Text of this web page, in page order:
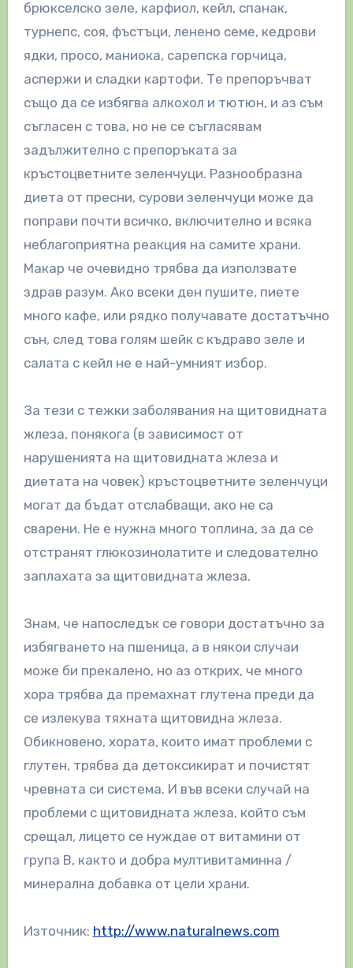
брюкселско зеле, карфиол, кейл, спанак,
турнепс, соя, фъстъци, ленено семе, кедрови
ядки, просо, маниока, сарепска горчица,
аспержи и сладки картофи. Те препоръчват
също да се избягва алкохол и тютюн, и аз съм
съгласен с това, но не се съгласявам
задължително с препоръката за
кръстоцветните зеленчуци. Разнообразна
диета от пресни, сурови зеленчуци може да
поправи почти всичко, включително и всяка
неблагоприятна реакция на самите храни.
Макар че очевидно трябва да използвате
здрав разум. Ако всеки ден пушите, пиете
много кафе, или рядко получавате достатъчно
сън, след това голям шейк с къдраво зеле и
салата с кейл не е най-умният избор.
За тези с тежки заболявания на щитовидната
жлеза, понякога (в зависимост от
нарушенията на щитовидната жлеза и
диетата на човек) кръстоцветните зеленчуци
могат да бъдат отслабващи, ако не са
сварени. Не е нужна много топлина, за да се
отстранят глюкозинолатите и следователно
заплахата за щитовидната жлеза.
Знам, че напоследък се говори достатъчно за
избягването на пшеница, а в някои случаи
може би прекалено, но аз открих, че много
хора трябва да премахнат глутена преди да
се излекува тяхната щитовидна жлеза.
Обикновено, хората, които имат проблеми с
глутен, трябва да детоксикират и почистят
чревната си система. И във всеки случай на
проблеми с щитовидната жлеза, който съм
срещал, лицето се нуждае от витамини от
група В, както и добра мултивитаминна /
минерална добавка от цели храни.
Източник: http://www.naturalnews.com